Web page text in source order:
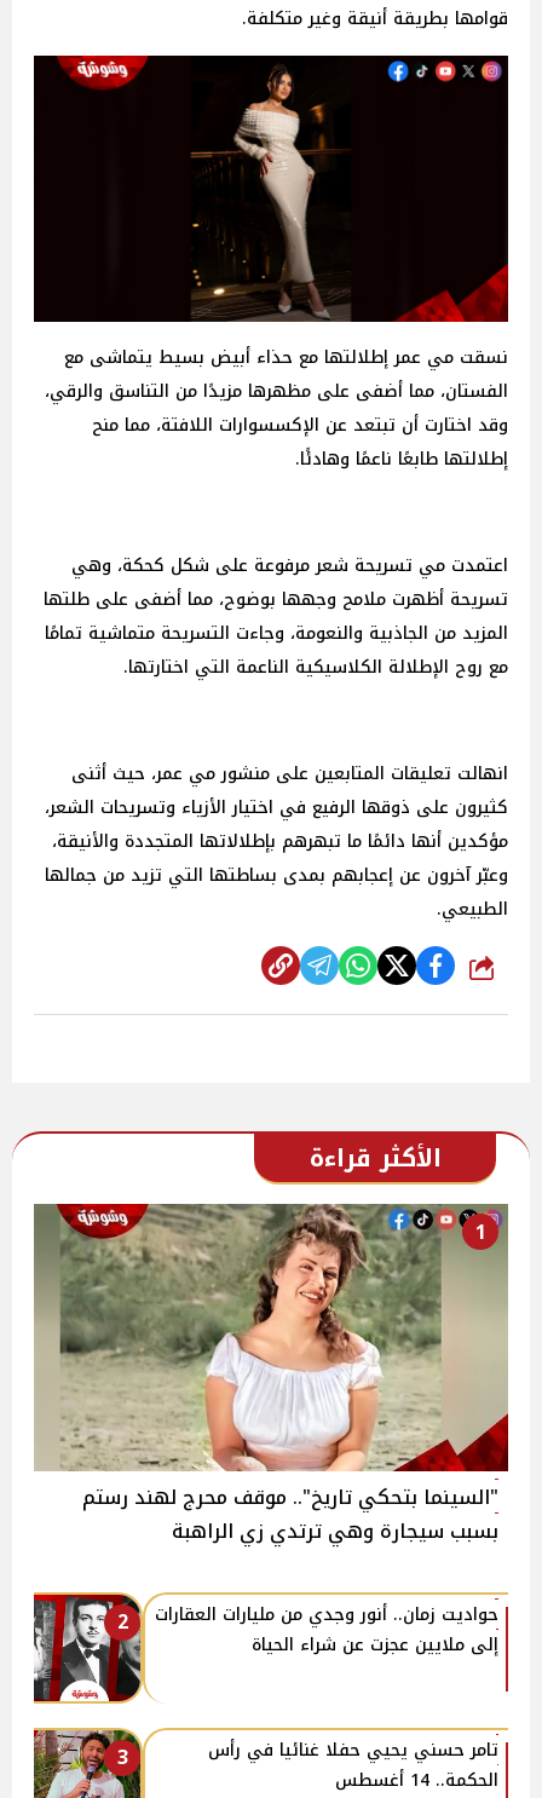
قوامها بطريقة أنيقة وغير متكلفة.
نسقت مي عمر إطلالتها مع حذاء أبيض بسيط يتماشى مع
الفستان، مما أضفى على مظهرها مزيدًا من التناسق والرقي،
وقد اختارت أن تبتعد عن الإكسسوارات اللافتة، مما منح
إطلالتها طابعًا ناعمًا وهادئًا.
اعتمدت مي تسريحة شعر مرفوعة على شكل كحكة، وهي
تسريحة أظهرت ملامح وجهها بوضوح، مما أضفى على طلتها
المزيد من الجاذبية والنعومة، وجاءت التسريحة متماشية تمامًا
مع روح الإطلالة الكلاسيكية الناعمة التي اختارتها.
انهالت تعليقات المتابعين على منشور مي عمر، حيث أثنى
كثيرون على ذوقها الرفيع في اختيار الأزياء وتسريحات الشعر،
مؤكدين أنها دائمًا ما تبهرهم بإطلالاتها المتجددة والأنيقة،
وعبّر آخرون عن إعجابهم بمدى بساطتها التي تزيد من جمالها
الطبيعي.
شارك
الأكثر قراءة
1
"السينما بتحكي تاريخ".. موقف محرج لهند رستم
بسبب سيجارة وهي ترتدي زي الراهبة
2
حواديت زمان.. أنور وجدي من مليارات العقارات
إلى ملايين عجزت عن شراء الحياة
3
تامر حسني يحيي حفلا غنائيا في رأس
الحكمة.. 14 أغسطس